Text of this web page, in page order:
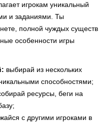
игрокам уникальный
и заданиями. Ты
полной чуждых существ
особенности игры
выбирай из нескольких
способностями;
ресурсы, беги на
с другими игроками в